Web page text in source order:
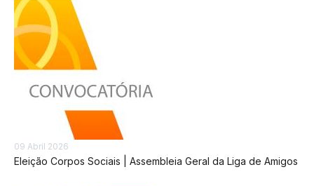
09 Abril 2026
Eleição Corpos Sociais | Assembleia Geral da Liga de Amigos